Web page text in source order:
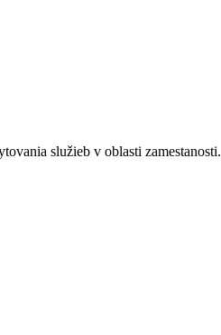
služieb v oblasti zamestanosti.